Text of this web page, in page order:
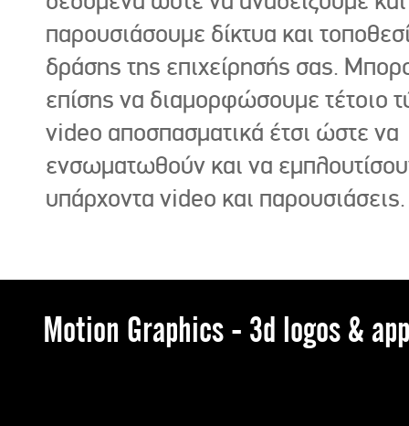
παρουσιάσουμε δίκτυα και
δράσης της επιχείρησής σας.
επίσης να διαμορφώσουμε τέτοιο
video αποσπασματικά έτσι ώστε να
ενσωματωθούν και να
υπάρχοντα video και παρουσιάσεις.
Motion Graphics - 3d logos &